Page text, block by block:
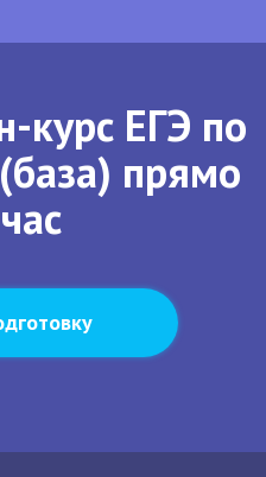
курс ЕГЭ по
прямо